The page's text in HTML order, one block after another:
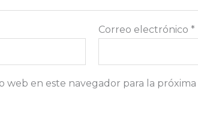
Correo electrónico *
web en este navegador para la